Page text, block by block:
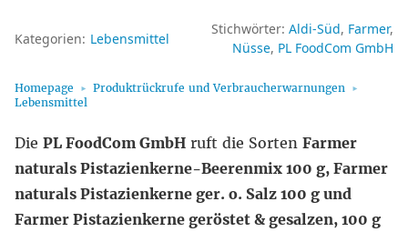
Kategorien: Lebensmittel
Stichwörter: Aldi-Süd Farmer
Nüsse PL FoodCom GmbH
Homepage
Produktrückrufe und Verbraucherwarnungen
Lebensmittel
Die PL FoodCom GmbH ruft die Sorten Farmer
naturals Pistazienkerne-Beerenmix 100 g, Farmer
naturals Pistazienkerne ger. o. Salz 100 g und
Farmer Pistazienkerne geröstet & gesalzen, 100 g